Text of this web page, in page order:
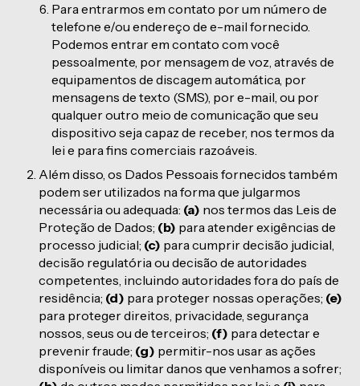
Para entrarmos em contato por um número de
telefone e/ou endereço de e-mail fornecido.
Podemos entrar em contato com você
pessoalmente, por mensagem de voz, através de
equipamentos de discagem automática, por
mensagens de texto (SMS), por e-mail, ou por
qualquer outro meio de comunicação que seu
dispositivo seja capaz de receber, nos termos da
lei e para fins comerciais razoáveis.
Além disso, os Dados Pessoais fornecidos também
podem ser utilizados na forma que julgarmos
necessária ou adequada: (a) nos termos das Leis de
Proteção de Dados; (b) para atender exigências de
processo judicial; (c) para cumprir decisão judicial,
decisão regulatória ou decisão de autoridades
competentes, incluindo autoridades fora do país de
residência; (d) para proteger nossas operações; (e)
para proteger direitos, privacidade, segurança
nossos, seus ou de terceiros; (f) para detectar e
prevenir fraude; (g) permitir-nos usar as ações
disponíveis ou limitar danos que venhamos a sofrer;